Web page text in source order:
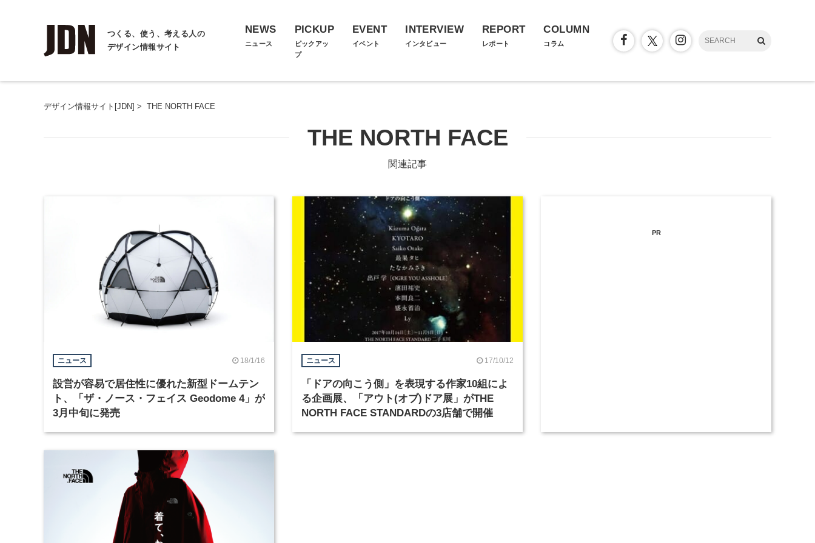
つくる、使う、考える人の
デザイン情報サイト
NEWS
ニュース
PICKUP
ピックアッ
プ
EVENT
イベント
INTERVIEW
インタビュー
REPORT
レポート
COLUMN
コラム
デザイン情報サイト[JDN] > THE NORTH FACE
THE NORTH FACE
関連記事
ニュース 18/1/16
設営が容易で居住性に優れた新型ドームテン
ト、「ザ・ノース・フェイス Geodome 4」が
3月中旬に発売
ニュース 17/10/12
「ドアの向こう側」を表現する作家10組によ
る企画展、「アウト(オブ)ドア展」がTHE
NORTH FACE STANDARDの3店舗で開催
PR